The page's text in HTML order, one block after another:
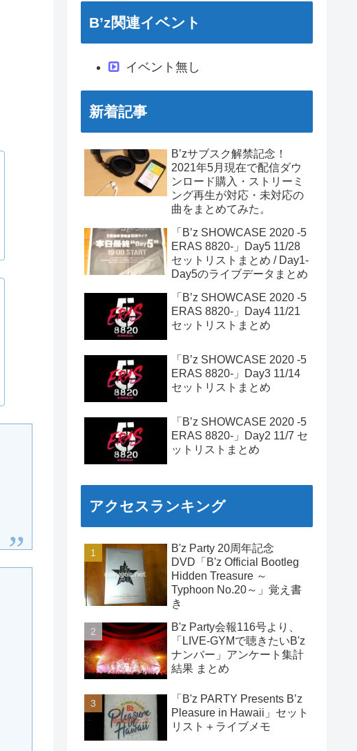
B’z関連イベント
イベント無し
新着記事
B’zサブスク解禁記念！
2021年5月現在で配信ダウ
ンロード購入・ストリーミ
ング再生が対応・未対応の
曲をまとめてみた。
「B’z SHOWCASE 2020 -5
ERAS 8820-」Day5 11/28
セットリストまとめ / Day1-
Day5のライブデータまとめ
「B’z SHOWCASE 2020 -5
ERAS 8820-」Day4 11/21
セットリストまとめ
「B’z SHOWCASE 2020 -5
ERAS 8820-」Day3 11/14
セットリストまとめ
「B’z SHOWCASE 2020 -5
ERAS 8820-」Day2 11/7 セ
ットリストまとめ
アクセスランキング
B'z Party 20周年記念
DVD「B'z Official Bootleg
Hidden Treasure ～
Typhoon No.20～」覚え書
き
B'z Party会報116号より、
「LIVE-GYMで聴きたいB'z
ナンバー」アンケート集計
結果 まとめ
「B'z PARTY Presents B’z
Pleasure in Hawaii」セット
リスト＋ライブメモ